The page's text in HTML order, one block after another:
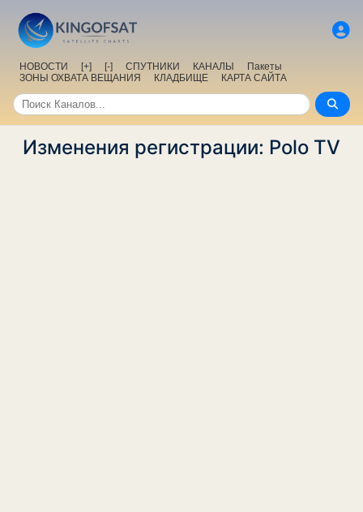
НОВОСТИ [+] [-] СПУТНИКИ КАНАЛЫ
Пакеты
ЗОНЫ ОХВАТА ВЕЩАНИЯ
КЛАДБИЩЕ КАРТА САЙТА
Изменения регистрации: Polo TV